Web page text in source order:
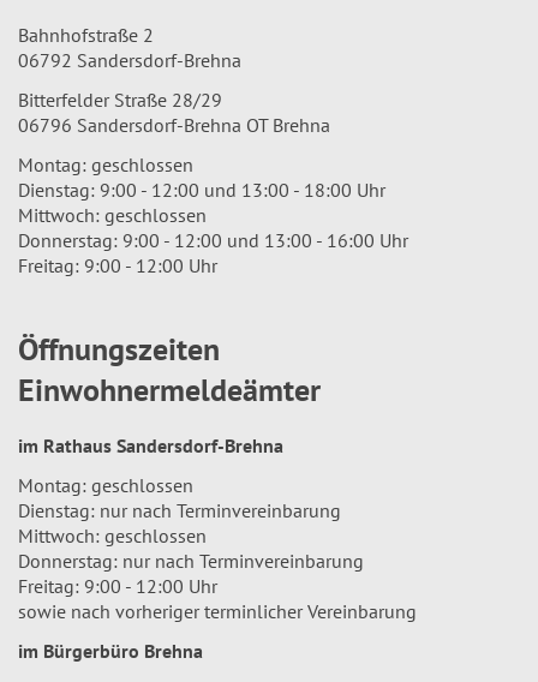
Bahnhofstraße 2
06792 Sandersdorf-Brehna
Bitterfelder Straße 28/29
06796 Sandersdorf-Brehna OT Brehna
Montag: geschlossen
Dienstag: 9:00 - 12:00 und 13:00 - 18:00 Uhr
Mittwoch: geschlossen
Donnerstag: 9:00 - 12:00 und 13:00 - 16:00 Uhr
Freitag: 9:00 - 12:00 Uhr
Öffnungszeiten
Einwohnermeldeämter
im Rathaus Sandersdorf-Brehna
Montag: geschlossen
Dienstag: nur nach Terminvereinbarung
Mittwoch: geschlossen
Donnerstag: nur nach Terminvereinbarung
Freitag: 9:00 - 12:00 Uhr
sowie nach vorheriger terminlicher Vereinbarung
im Bürgerbüro Brehna